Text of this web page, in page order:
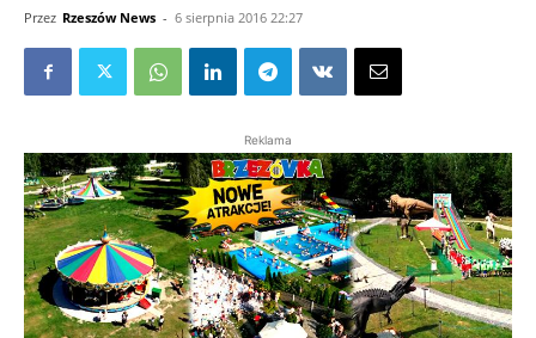
Przez Rzeszów News - 6 sierpnia 2016 22:27
Reklama